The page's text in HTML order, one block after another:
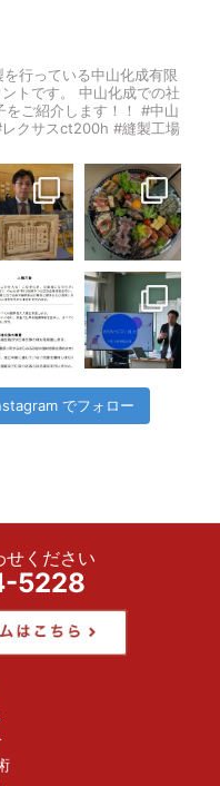
行っている中山化成有限
トです。
中山化成での社
ご紹介します！！
#中山
クサスct200h #縫製工場
でフォロー
せください
5228